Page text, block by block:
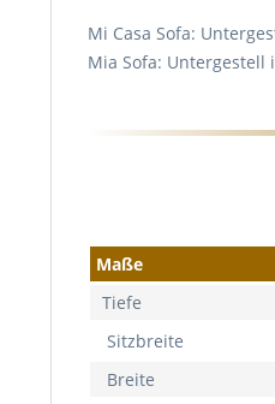
Mi Casa Sofa:
Mia Sofa:
Maße
Tiefe
Sitzbreite
Breite